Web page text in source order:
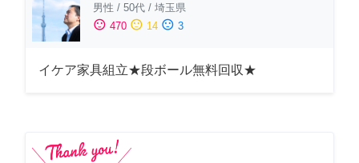
男性 / 50代 / 埼玉県
sentiment_satisfied 470 sentiment_neutral 14 sentiment_dissatisfied 3
イケア家具組立★段ボール無料回収★